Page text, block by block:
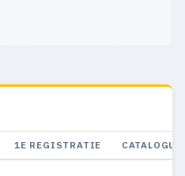
1E REGISTRATIE